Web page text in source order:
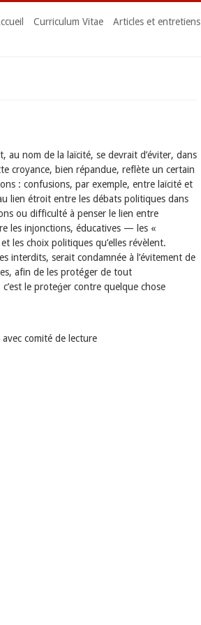
Curriculum Vitae Articles et entretiens
au nom de la laïcité, se devrait d’éviter, dans
croyance, bien répandue, reflète un certain
: confusions, par exemple, entre laïcité et
lien étroit entre les débats poli­tiques dans
ou difficulté à penser le lien entre
les injonctions, éducatives — les «
les choix politiques qu’elles révèlent.
interdits, serait condamnée à l’évitement de
afin de les protéger de tout
le proteǵer contre quelque chose
comité de lecture